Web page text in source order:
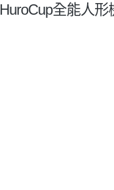
HuroCup全能人